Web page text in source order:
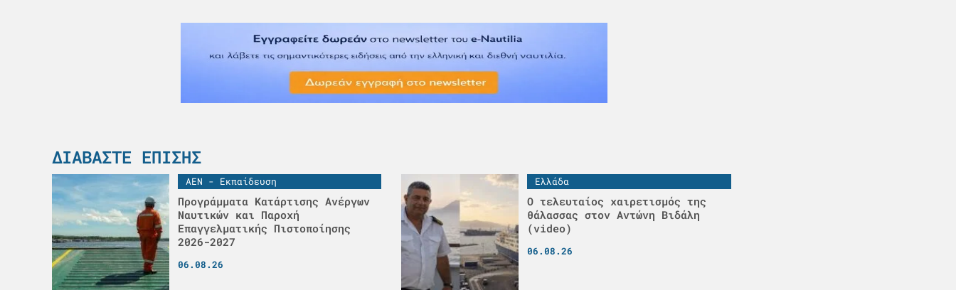
ΔΙΑΒΆΣΤΕ ΕΠΊΣΗΣ
ΑΕΝ - Εκπαίδευση
Προγράμματα Κατάρτισης Ανέργων
Ναυτικών και Παροχή
Επαγγελματικής Πιστοποίησης
2026-2027
06.08.26
Ελλάδα
Ο τελευταίος χαιρετισμός της
θάλασσας στον Αντώνη Βιδάλη
(video)
06.08.26